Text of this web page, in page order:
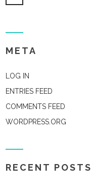
META
LOG IN
ENTRIES FEED
COMMENTS FEED
WORDPRESS.ORG
RECENT POSTS